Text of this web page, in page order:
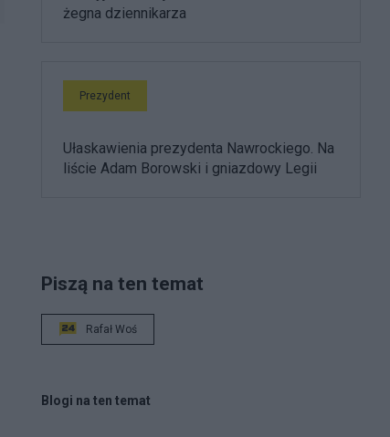
żegna dziennikarza
Prezydent
Ułaskawienia prezydenta Nawrockiego. Na
liście Adam Borowski i gniazdowy Legii
Piszą na ten temat
Rafał Woś
Blogi na ten temat